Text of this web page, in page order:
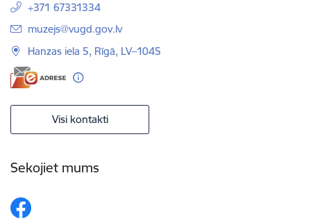
+371 67331334
E-pasts:
muzejs@vugd.gov.lv
Hanzas iela 5, Rīgā, LV–1045
Visi kontakti
Sekojiet mums